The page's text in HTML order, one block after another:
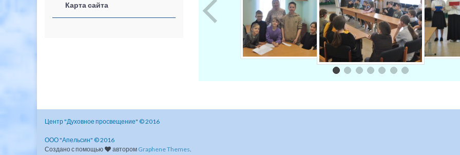
Карта сайта
Центр "Духовное просвещение" © 2016
ООО "Апельсин" © 2016
Создано с помощью
автором Graphene Themes.